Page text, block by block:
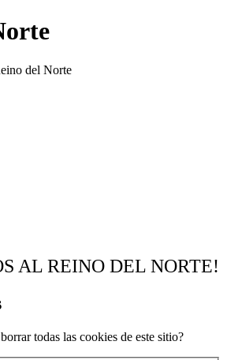
del Norte
AL REINO DEL NORTE!
todas las cookies de este sitio?